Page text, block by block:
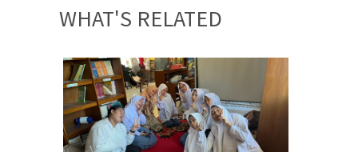
WHAT'S RELATED